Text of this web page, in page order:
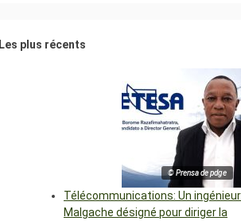
Les plus récents
© Prensa de pdge
Télécommunications: Un ingénieur
Malgache désigné pour diriger la